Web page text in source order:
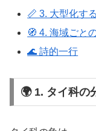
📏 3. 大型化す
🧭 4. 海域ごと
🌊 詩的一行
🌍 1. タイ科の